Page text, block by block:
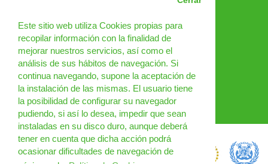
Este sitio web utiliza Cookies propias para
recopilar información con la finalidad de
mejorar nuestros servicios, así como el
análisis de sus hábitos de navegación. Si
continua navegando, supone la aceptación de
la instalación de las mismas. El usuario tiene
la posibilidad de configurar su navegador
pudiendo, si así lo desea, impedir que sean
instaladas en su disco duro, aunque deberá
tener en cuenta que dicha acción podrá
ocasionar dificultades de navegación de
PRODUCTOS
CURSOS
NOTICIAS
¿QUIÉNES SOMOS?
CONTACTO